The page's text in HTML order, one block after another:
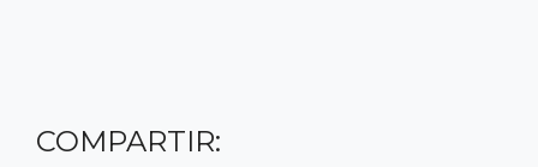
COMPARTIR: